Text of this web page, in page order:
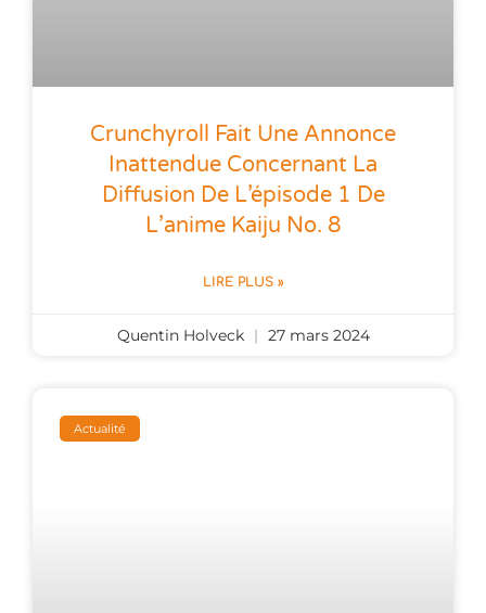
Crunchyroll Fait Une Annonce
Inattendue Concernant La
Diffusion De L’épisode 1 De
L’anime Kaiju No. 8
LIRE PLUS »
Quentin Holveck 27 mars 2024
Actualité